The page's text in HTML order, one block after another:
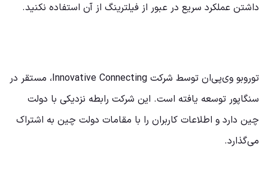
داشتن عملکرد سریع در عبور از فیلترینگ از آن استفاده نکنید.
توروبو وی‌پی‌ان توسط شرکت Innovative Connecting، مستقر در
سنگاپور توسعه یافته است. این شرکت رابطه نزدیکی با دولت
چین دارد و اطلاعات کاربران را با مقامات دولت چین به اشتراک
می‌گذارد.